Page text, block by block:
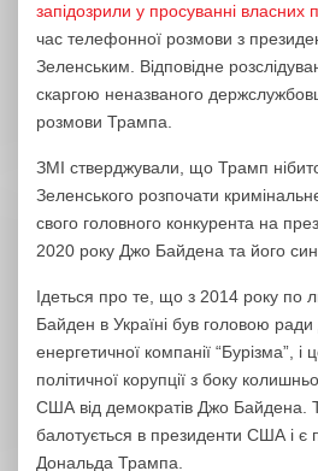
запідозрили у просуванні власних
час телефонної розмови з
Зеленським. Відповідне
скаргою неназваного
розмови Трампа.
ЗМІ стверджували, що Трамп
Зеленського розпочати
свого головного конкурента на
2020 року Джо Байдена та його
Ідеться про те, що з 2014 року по
Байден в Україні був головою ради
енергетичної компанії “Бурізма”, і
політичної корупції з боку
США від демократів Джо Байдена.
балотується в президенти США і є
Дональда Трампа.